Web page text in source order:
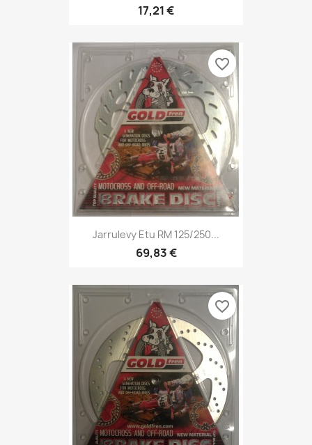
17,21 €
Jarrulevy Etu RM 125/250...
69,83 €
favorite_border
favorite_border